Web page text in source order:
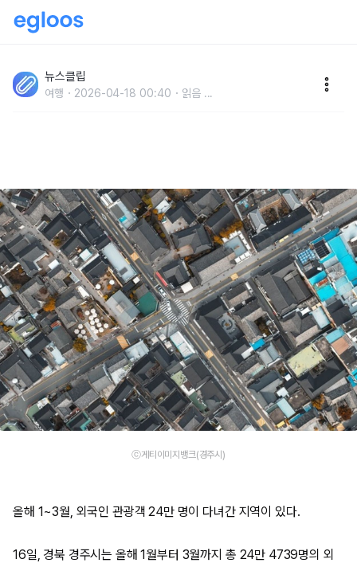
국인 관광객 무려 '24만 명' 다녀간 우리나라 지역
뉴스클립
여행 2026-04-18 00:40 읽음 ...
ⓒ게티이미지뱅크(경주시)
올해 1~3월, 외국인 관광객 24만 명이 다녀간 지역이 있다.
16일, 경북 경주시는 올해 1월부터 3월까지 총 24만 4739명의 외